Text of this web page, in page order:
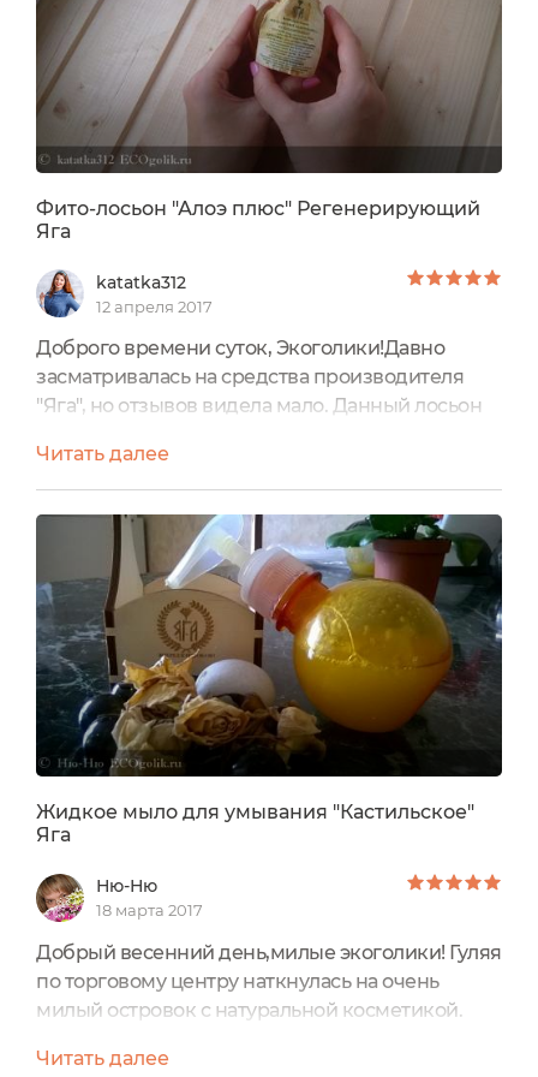
Фито-лосьон "Алоэ плюс" Регенерирующий
Яга
katatka312
12 апреля 2017
Доброго времени суток, Экоголики!Давно
засматривалась на средства производителя
"Яга", но отзывов видела мало. Данный лосьон
видом. Упаковка простая, пластиковая, но она
какая-то завораживающая. "Круглый" дизайн
необычный, но как оказалось очень удобный!
Прям рука так тянется к ней, очень приятно
пользоваться! Данный лосьон -
регенерирующий,конечно данное...
Читать далее
Жидкое мыло для умывания "Кастильское"
Яга
Ню-Ню
18 марта 2017
Добрый весенний день,милые экоголики! Гуляя
по торговому центру наткнулась на очень
милый островок с натуральной косметикой.
брендов,на отдельной витрине красовались
Читать далее